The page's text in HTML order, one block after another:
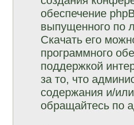
обеспечение
выпущенного по
Скачать его
программного
поддержкой
за то, что
содержания и/
обращайтесь по